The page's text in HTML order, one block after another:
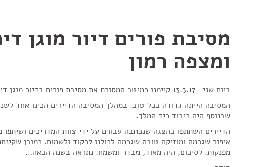
מסיבת פורים דיור מוגן
ומצפה רמון
ביום שני- 13.3.17 קיימנו כמיטב המסורת את מסיבת פורים בדיור מוגן דימונה, ירוחם ומצפה רמון.
המסיבה הייתה גדודה בכל טוב. במהלך המסיבה הדיירים הכינו אחד
שבנוסף היה כיבוד כיד המלך.
הדיירים השתתפו בהצגה שנכתבה עבורם על ידי צוות המדריכים
איפור שגרמה ומוזיקה טובה שגרמה לכולנו לרקוד ולשמוח. כמובן
מפנקות. לסיכום, היה מאוד, מבדר ומשמח. נתראה בשנה הבאה…